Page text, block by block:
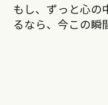
もし、ずっと心の
るなら、今この瞬